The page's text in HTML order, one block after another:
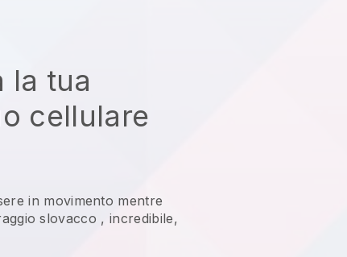
la tua
cellulare
in movimento mentre
slovacco , incredibile,